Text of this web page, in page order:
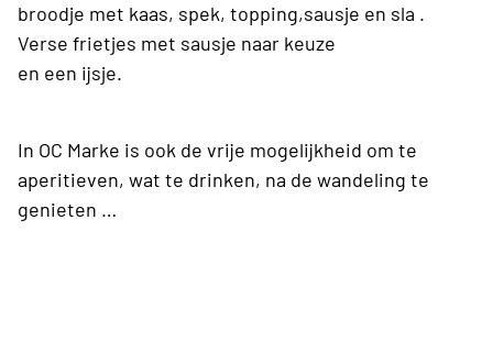
broodje met kaas, spek, topping,sausje en sla .
Verse frietjes met sausje naar keuze
en een ijsje.
In OC Marke is ook de vrije mogelijkheid om te
aperitieven, wat te drinken, na de wandeling te
genieten …